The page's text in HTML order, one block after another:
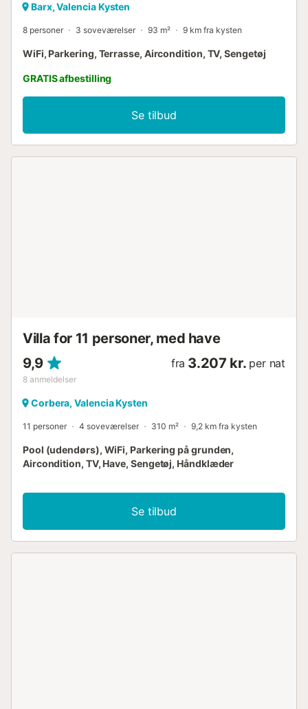
Barx, Valencia Kysten
8 personer 3 soveværelser 93 m² 9 km fra kysten
WiFi, Parkering, Terrasse, Aircondition, TV, Sengetøj
GRATIS afbestilling
Se tilbud
Villa for 11 personer, med have
9,9
8 anmeldelser
fra 3.207 kr. per nat
Corbera, Valencia Kysten
11 personer 4 soveværelser 310 m² 9,2 km fra kysten
Pool (udendørs), WiFi, Parkering på grunden,
Aircondition, TV, Have, Sengetøj, Håndklæder
Se tilbud